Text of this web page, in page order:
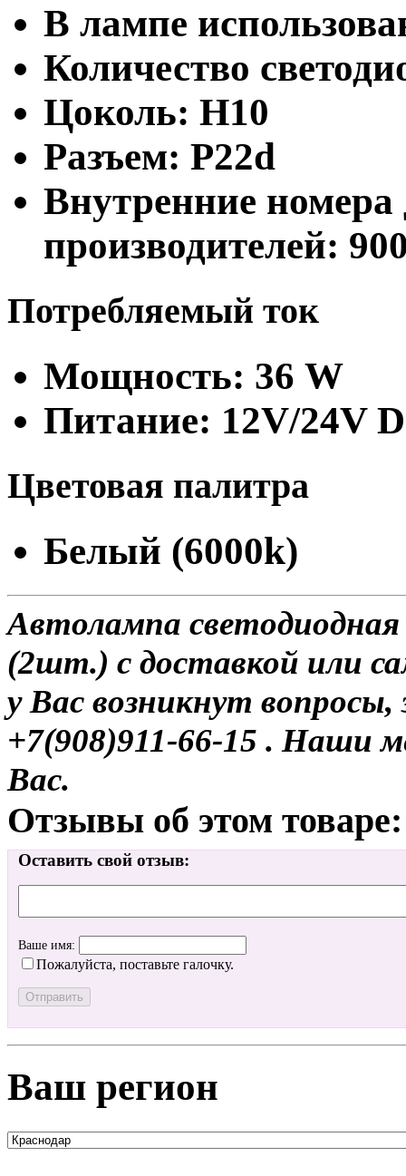
В лампе
Количество
Цоколь: H10
Разъем: P22d
Внутренние номера
производителей:
Потребляемый ток
Мощность: 36 W
Питание: 12V/24V
Цветовая палитра
Белый (6000k)
Автолампа
(2шт.) с доставкой или
у Вас возникнут
+7(908)911-66-15 . Наши
Вас.
Отзывы об этом товаре:
Оставить свой отзыв:
Ваше имя:
Пожалуйста, поставьте галочку.
Ваш регион